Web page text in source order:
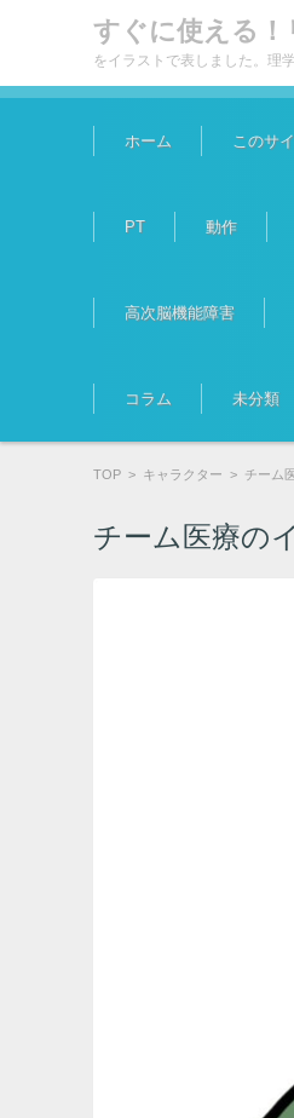
すぐに使える
をイラストで表しました。理
コンテンツに移動
ホーム このサ
PT 動作
高次脳機能障害
コラム 未分類
TOP > キャラクター > チーム
チーム医療の